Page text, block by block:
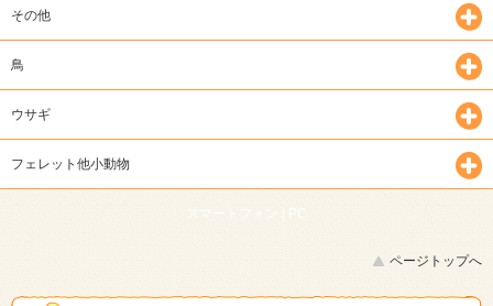
その他
鳥
ウサギ
フェレット他小動物
スマートフォン | PC
ページトップへ